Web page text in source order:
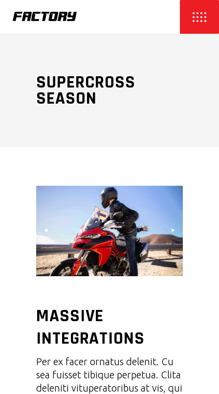
SUPERCROSS
SEASON
MASSIVE
INTEGRATIONS
Per ex facer ornatus delenit. Cu
sea fuisset tibique perpetua. Clita
deleniti vituperatoribus at vis, qui